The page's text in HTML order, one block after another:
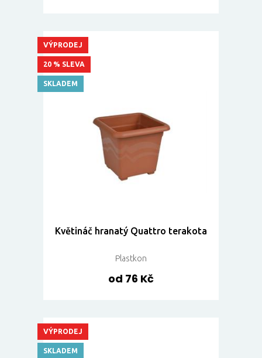
Květináč hranatý Quattro terakota
Plastkon
od 76 Kč
VÝPRODEJ
20 % SLEVA
SKLADEM
VÝPRODEJ
SKLADEM